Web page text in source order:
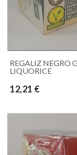
REGALIZ NEGRO
LIQUORICE
12,21 €